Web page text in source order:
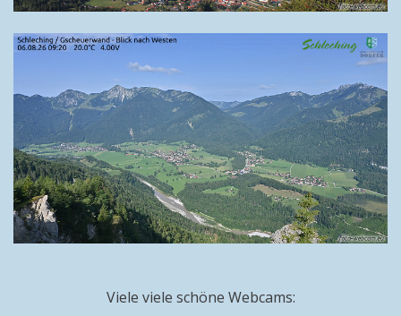
Viele viele schöne Webcams: